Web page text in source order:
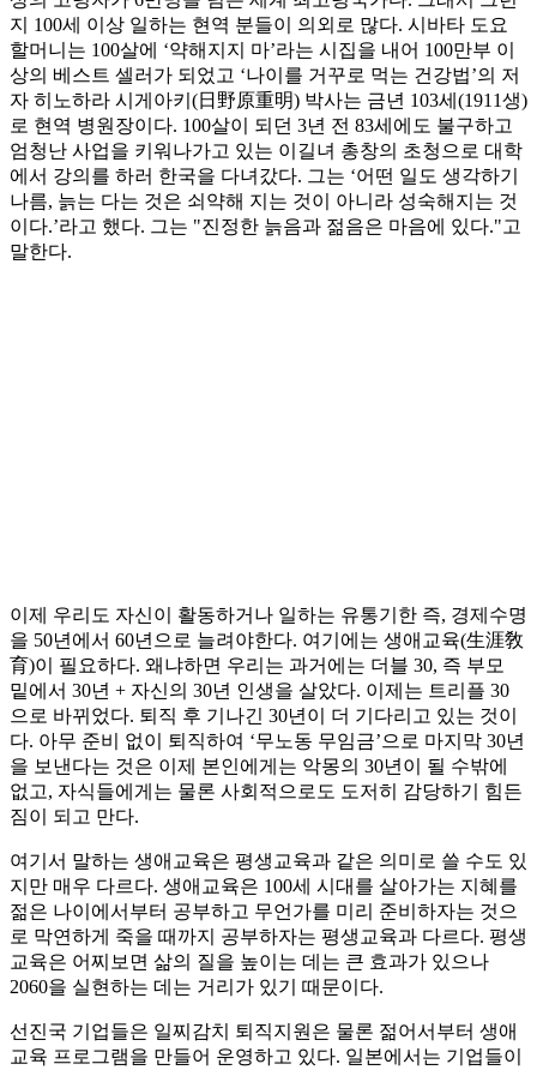
지 100세 이상 일하는 현역 분들이 의외로 많다. 시바타 도요
할머니는 100살에 ‘약해지지 마’라는 시집을 내어 100만부 이
상의 베스트 셀러가 되었고 ‘나이를 거꾸로 먹는 건강법’의 저
자 히노하라 시게아키(日野原重明) 박사는 금년 103세(1911생)
로 현역 병원장이다. 100살이 되던 3년 전 83세에도 불구하고
엄청난 사업을 키워나가고 있는 이길녀 총창의 초청으로 대학
에서 강의를 하러 한국을 다녀갔다. 그는 ‘어떤 일도 생각하기
나름, 늙는 다는 것은 쇠약해 지는 것이 아니라 성숙해지는 것
이다.’라고 했다. 그는 "진정한 늙음과 젊음은 마음에 있다."고
말한다.
이제 우리도 자신이 활동하거나 일하는 유통기한 즉, 경제수명
을 50년에서 60년으로 늘려야한다. 여기에는 생애교육(生涯敎
育)이 필요하다. 왜냐하면 우리는 과거에는 더블 30, 즉 부모
밑에서 30년 + 자신의 30년 인생을 살았다. 이제는 트리플 30
으로 바뀌었다. 퇴직 후 기나긴 30년이 더 기다리고 있는 것이
다. 아무 준비 없이 퇴직하여 ‘무노동 무임금’으로 마지막 30년
을 보낸다는 것은 이제 본인에게는 악몽의 30년이 될 수밖에
없고, 자식들에게는 물론 사회적으로도 도저히 감당하기 힘든
짐이 되고 만다.
여기서 말하는 생애교육은 평생교육과 같은 의미로 쓸 수도 있
지만 매우 다르다. 생애교육은 100세 시대를 살아가는 지혜를
젊은 나이에서부터 공부하고 무언가를 미리 준비하자는 것으
로 막연하게 죽을 때까지 공부하자는 평생교육과 다르다. 평생
교육은 어찌보면 삶의 질을 높이는 데는 큰 효과가 있으나
2060을 실현하는 데는 거리가 있기 때문이다.
선진국 기업들은 일찌감치 퇴직지원은 물론 젊어서부터 생애
교육 프로그램을 만들어 운영하고 있다. 일본에서는 기업들이